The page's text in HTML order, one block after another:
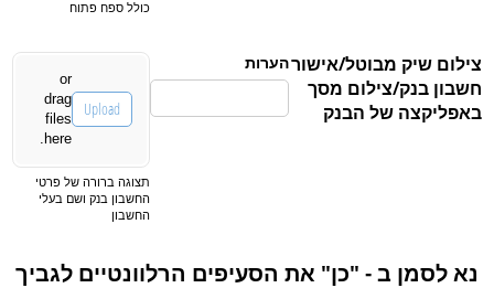
כולל ספח פתוח
צילום שיק מבוטל/אישור
חשבון בנק/צילום מסך
באפליקצה של הבנק
הערות IDPassport
Upload
or
drag
files
here.
תצוגה ברורה של פרטי
החשבון בנק ושם בעלי
החשבון
נא לסמן ב - "כן" את הסעיפים הרלוונטיים לגביך